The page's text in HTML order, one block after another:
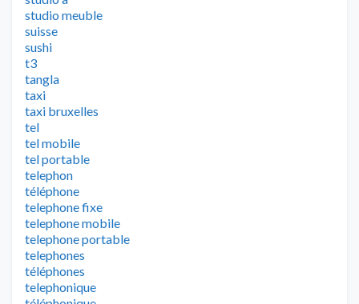
studio meuble
suisse
sushi
t3
tangla
taxi
taxi bruxelles
tel
tel mobile
tel portable
telephon
téléphone
telephone fixe
telephone mobile
telephone portable
telephones
téléphones
telephonique